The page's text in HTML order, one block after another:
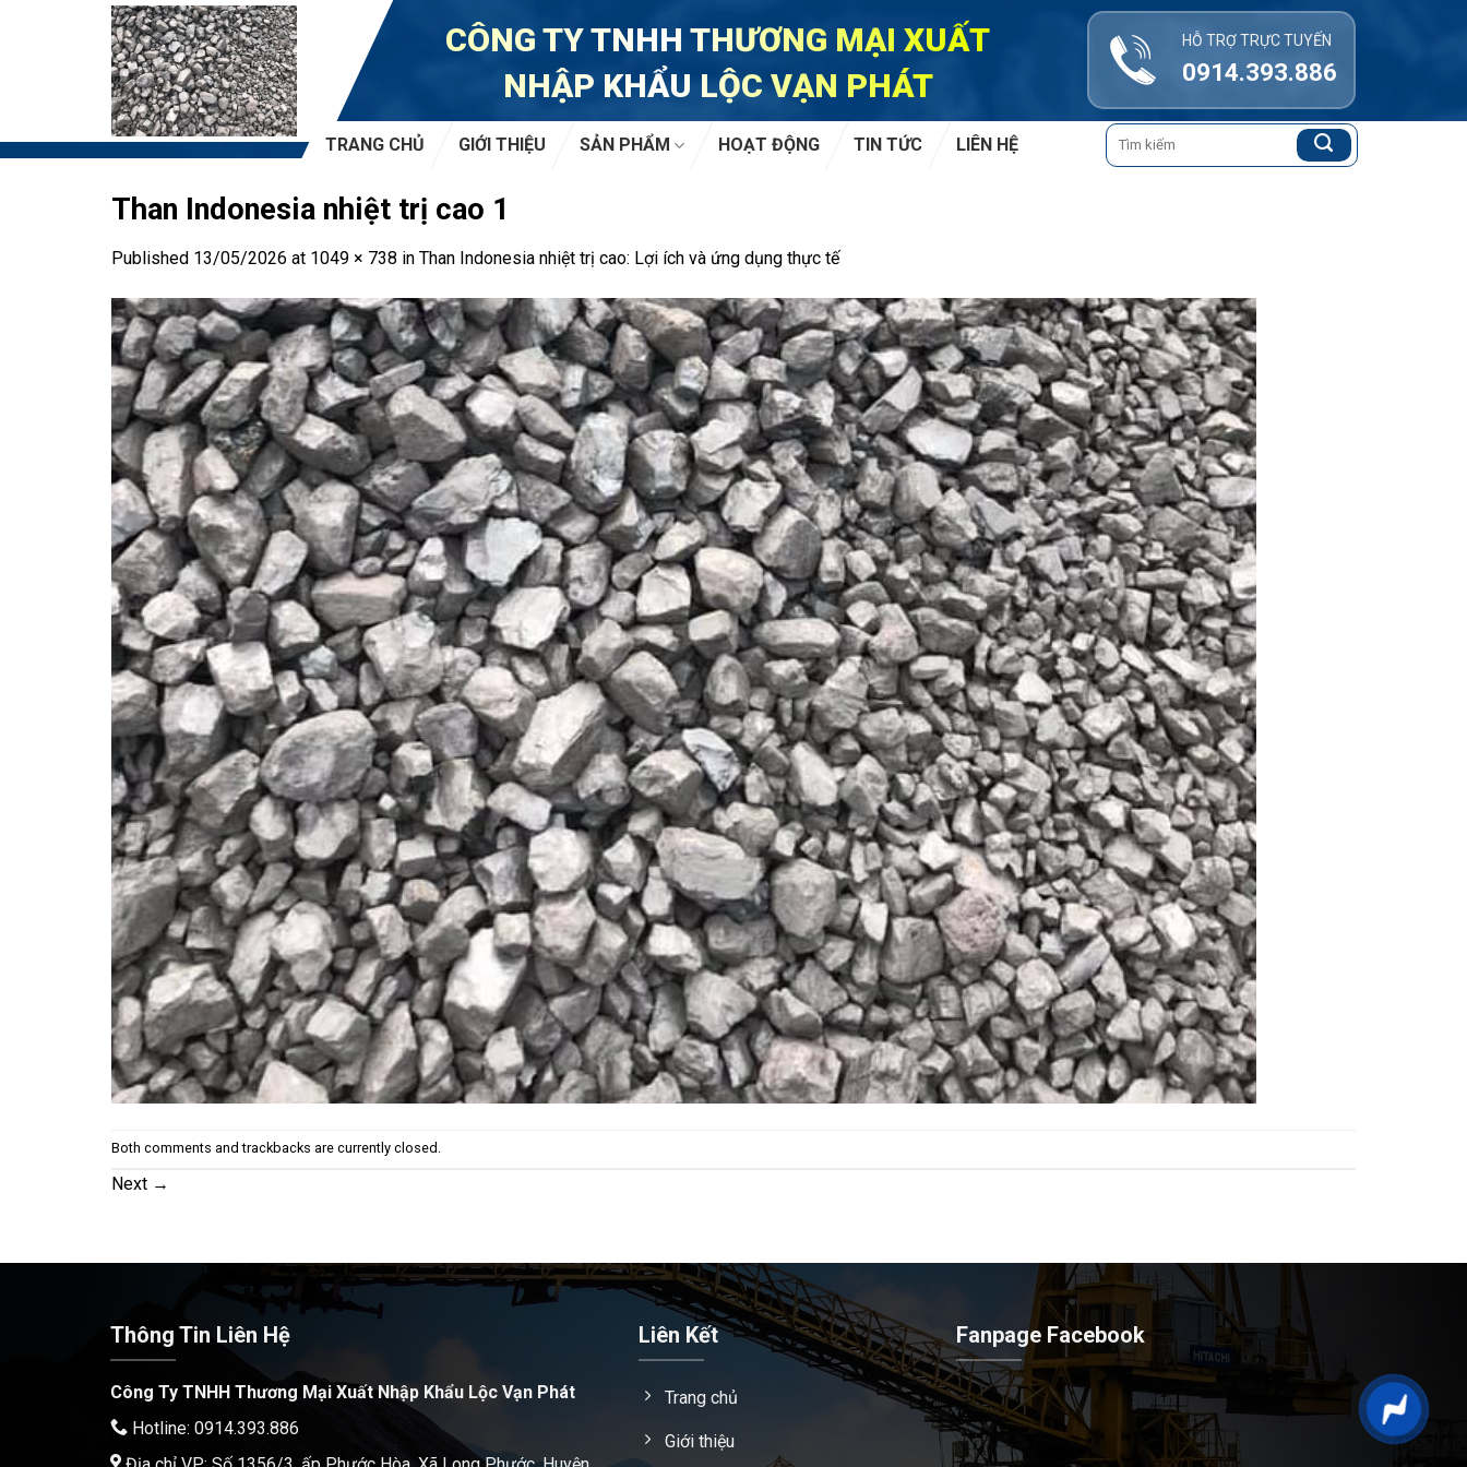
CÔNG TY TNHH THƯƠNG MẠI XUẤT
NHẬP KHẨU LỘC VẠN PHÁT
HỖ TRỢ TRỰC TUYẾN
0914.393.886
TRANG CHỦ GIỚI THIỆU SẢN PHẨM HOẠT ĐỘNG TIN TỨC LIÊN HỆ
Tìm
kiếm:
Than Indonesia nhiệt trị cao 1
Published 13/05/2026 at 1049 × 738 in Than Indonesia nhiệt trị cao: Lợi ích và ứng dụng thực tế
Both comments and trackbacks are currently closed.
Next →
Thông Tin Liên Hệ
Công Ty TNHH Thương Mại Xuất Nhập Khẩu Lộc Vạn Phát
Hotline: 0914.393.886
Liên Kết
Trang chủ
Giới thiệu
Fanpage Facebook